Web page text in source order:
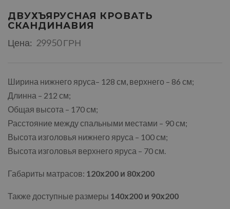
ДВУХЪЯРУСНАЯ КРОВАТЬ
СКАНДИНАВИЯ
Цена: 29950 ГРН
Ширина нижнего яруса– 128 см, верхнего – 86 см;
Длинна – 212 см;
Общая высота – 170 см;
Расстояние между спальными местами – 90 см;
Высота изголовья нижнего яруса – 100 см;
Высота изголовья верхнего яруса – 70 см.
Габариты матрасов: 120х200 и 80х200
Также доступные размеры 140х200 и 90х200